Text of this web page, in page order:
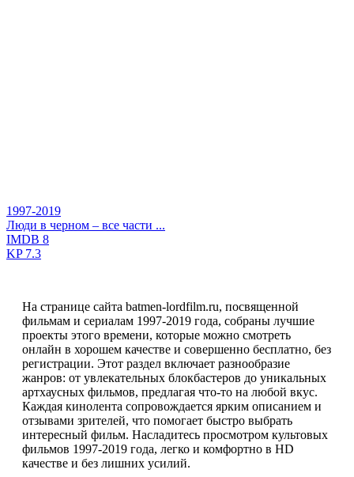
1997-2019
Люди в черном – все части ...
IMDB 8
KP7.3
На странице сайта batmen-lordfilm.ru, посвященной
фильмам и сериалам 1997-2019 года, собраны лучшие
проекты этого времени, которые можно смотреть
онлайн в хорошем качестве и совершенно бесплатно, без
регистрации. Этот раздел включает разнообразие
жанров: от увлекательных блокбастеров до уникальных
артхаусных фильмов, предлагая что-то на любой вкус.
Каждая кинолента сопровождается ярким описанием и
отзывами зрителей, что помогает быстро выбрать
интересный фильм. Насладитесь просмотром культовых
фильмов 1997-2019 года, легко и комфортно в HD
качестве и без лишних усилий.